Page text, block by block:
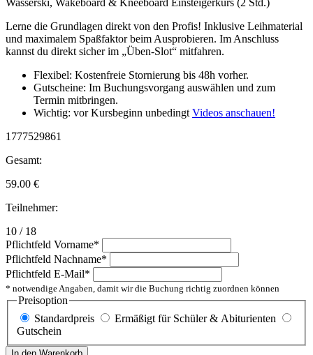
Wasserski, Wakeboard & Kneeboard Einsteigerkurs (2 Std.)
Lerne die Grundlagen direkt von den Profis! Inklusive Leihmaterial
und maximalem Spaßfaktor beim Ausprobieren. Im Anschluss
kannst du direkt sicher im „Üben-Slot“ mitfahren.
Flexibel: Kostenfreie Stornierung bis 48h vorher.
Gutscheine: Im Buchungsvorgang auswählen und zum
Termin mitbringen.
Wichtig: vor Kursbeginn unbedingt Videos anschauen!
1777529861
Gesamt:
59.00 €
Teilnehmer:
10 / 18
Pflichtfeld Vorname*
Pflichtfeld Nachname*
Pflichtfeld E-Mail*
* notwendige Angaben, damit wir die Buchung richtig zuordnen können
Preisoption
Standardpreis
Ermäßigt für Schüler & Abiturienten
Gutschein